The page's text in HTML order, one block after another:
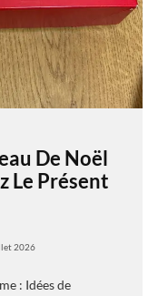
De Noël
Le Présent
2026
: Idées de